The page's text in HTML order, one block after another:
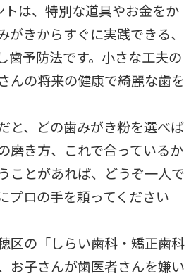
トは、特別な道具やお金をか
がきからすぐに実践できる、
歯予防法です。小さな工夫の
んの将来の健康で綺麗な歯を
と、どの歯みがき粉を選べば
磨き方、これで合っているか
ことがあれば、どうぞ一人で
プロの手を頼ってください
区の「しらい歯科・矯正歯科
お子さんが歯医者さんを嫌い